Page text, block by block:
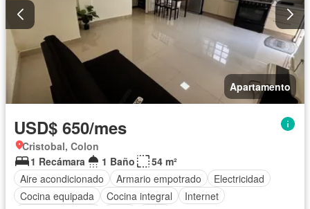
Apartamento
USD$ 650/mes
Cristobal, Colon
1 Recámara
1 Baño
54 m²
Aire acondicionado
Armario empotrado
Electricidad
Cocina equipada
Cocina integral
Internet